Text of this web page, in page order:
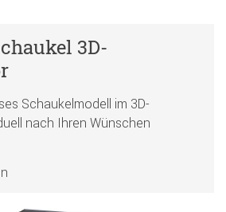
3D-
Schaukelmodell im 3D-
nach Ihren Wünschen